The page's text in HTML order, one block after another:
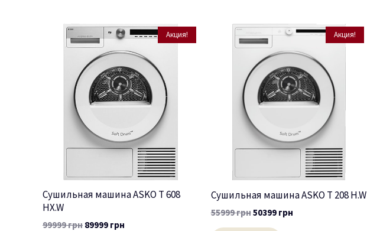
Акция!
Сушильная машина ASKO T 608
HX.W
99999грн 89999 грн
Акция!
Сушильная машина ASKO T 208 H.W
55999грн50399 грн